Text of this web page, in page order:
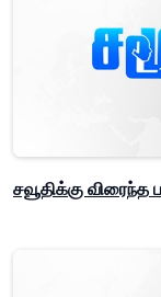
சவூதிக்கு விரைந்த